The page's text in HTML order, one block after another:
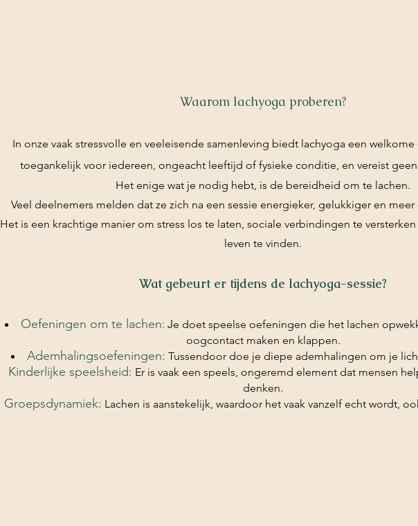
Waarom lachyoga proberen?
In onze vaak stressvolle en veeleisende samenleving biedt lachyoga een
toegankelijk voor iedereen, ongeacht leeftijd of fysieke conditie, en vereist
Het enige wat je nodig hebt, is de bereidheid om te lachen.
Veel deelnemers melden dat ze zich na een sessie energieker, gelukkiger en
Het is een krachtige manier om stress los te laten, sociale verbindingen te
leven te vinden.
Wat gebeurt er tijdens de lachyoga-sessie?
Oefeningen om te lachen: Je doet speelse oefeningen die het lachen
oogcontact maken en klappen.
Ademhalingsoefeningen: Tussendoor doe je diepe ademhalingen om je
Kinderlijke speelsheid: Er is vaak een speels, ongeremd element dat mensen
denken.
Groepsdynamiek: Lachen is aanstekelijk, waardoor het vaak vanzelf echt wordt,